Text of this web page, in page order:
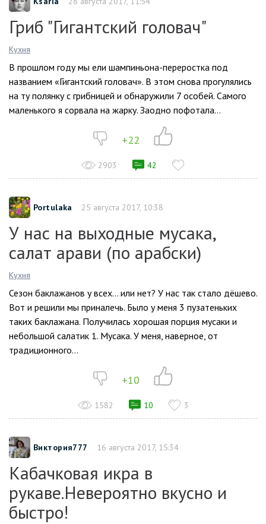
Гриб "Гигантский головач"
Кухня
В прошлом году мы ели шампиньона-переростка под
названием «Гигантский головач». В этом снова прогулялись
на ту полянку с грибницей и обнаружили 7 особей. Самого
маленького я сорвала на жарку. Заодно пофотала...
+22
2903 42
Portulaka 25 августа 2017, 10:38
У нас на выходные мусака,
салат арави (по арабски)
Кухня
Сезон баклажанов у всех… или нет? У нас так стало дёшево.
Вот и решили мы приналечь. Было у меня 3 пузатеньких
таких баклажана. Получилась хорошая порция мусаки и
небольшой салатик 1. Мусака. У меня, наверное, от
традиционного...
+10
1582 10 3
Виктория777 16 августа 2017, 15:34
Кабачковая икра в
рукаве.Невероятно вкусно и
быстро!